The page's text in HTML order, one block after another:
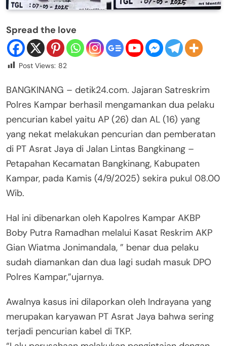
Spread the love
Post Views: 82
BANGKINANG – detik24.com. Jajaran Satreskrim
Polres Kampar berhasil mengamankan dua pelaku
pencurian kabel yaitu AP (26) dan AL (16) yang
yang nekat melakukan pencurian dan pemberatan
di PT Asrat Jaya di Jalan Lintas Bangkinang –
Petapahan Kecamatan Bangkinang, Kabupaten
Kampar, pada Kamis (4/9/2025) sekira pukul 08.00
Wib.
Hal ini dibenarkan oleh Kapolres Kampar AKBP
Boby Putra Ramadhan melalui Kasat Reskrim AKP
Gian Wiatma Jonimandala, ” benar dua pelaku
sudah diamankan dan dua lagi sudah masuk DPO
Polres Kampar,”ujarnya.
Awalnya kasus ini dilaporkan oleh Indrayana yang
merupakan karyawan PT Asrat Jaya bahwa sering
terjadi pencurian kabel di TKP.